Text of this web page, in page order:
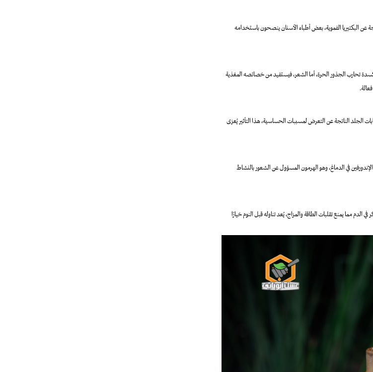
عن البكتيريا الفموية، بعض أطباء الأسنان ينصحون باستخدامه
تحارب الجذور الحرة، أما الشعر، فيستفيد من خصائصه المغذية
الجلد الناتجة عن التعرض لمسببات الحساسية، هذا التأثير يُعزى
في الدماغ، وهو الهرمون المسؤول عن الشعور بالنشاط
مما يمنع تقلبات الطاقة والمزاج، يُعد تناوله قبل النوم خيارًا